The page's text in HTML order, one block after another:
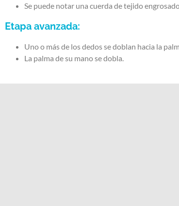
Se puede notar una cuerda de tejido
Etapa avanzada:
Uno o más de los dedos se doblan hacia la
La palma de su mano se dobla.